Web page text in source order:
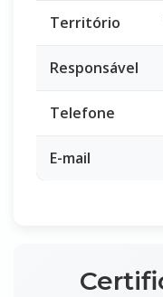
Território
Responsável
Telefone
E-mail